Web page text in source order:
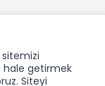
Bir Markasıdır
hale getirmek
Siteyi